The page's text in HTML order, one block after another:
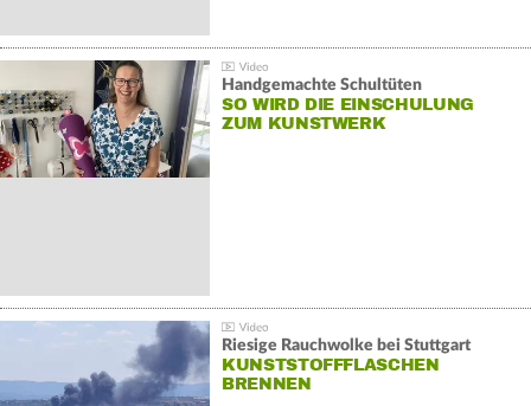
Handgemachte Schultüten
SO WIRD DIE EINSCHULUNG
ZUM KUNSTWERK
Riesige Rauchwolke bei Stuttgart
KUNSTSTOFFFLASCHEN
BRENNEN